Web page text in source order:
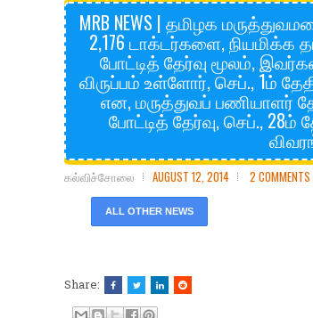
MRB NEWS | தமிழக
2,176 டாக்டர்களை, நியமிக்க
போட்டித் தேர்வு மூலம்,
விருப்பம் உள்ளோர், செப்., 1ம்
என, மருத்துவப் பணியாளர்
போட்டித் தேர்வு, செப்., 28ம்
கல்விச்சோலை AUGUST 12, 2014 2 COMMENTS
ALL OTHER NEWS
Share: